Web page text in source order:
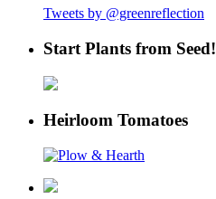
Tweets by @greenreflection
Start Plants from Seed!
Heirloom Tomatoes